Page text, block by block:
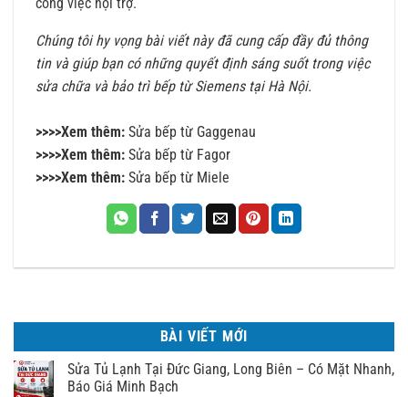
Chúng tôi hy vọng bài viết này đã cung cấp đầy đủ thông
tin và giúp bạn có những quyết định sáng suốt trong việc
sửa chữa và bảo trì bếp từ Siemens tại Hà Nội.
>>>>Xem thêm: Sửa bếp từ Gaggenau
>>>>Xem thêm: Sửa bếp từ Fagor
>>>>Xem thêm: Sửa bếp từ Miele
BÀI VIẾT MỚI
Sửa Tủ Lạnh Tại Đức Giang, Long Biên – Có Mặt Nhanh,
Báo Giá Minh Bạch